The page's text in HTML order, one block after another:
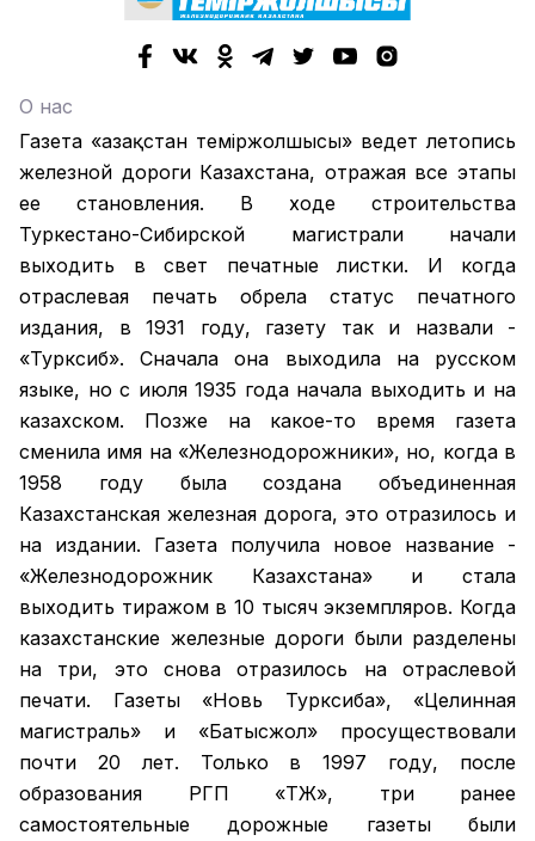
О нас
Газета «Қазақстан теміржолшысы» ведет летопись
железной дороги Казахстана, отражая все этапы
ее становления. В ходе строительства
Туркестано-Сибирской магистрали начали
выходить в свет печатные листки. И когда
отраслевая печать обрела статус печатного
издания, в 1931 году, газету так и назвали -
«Турксиб». Сначала она выходила на русском
языке, но с июля 1935 года начала выходить и на
казахском. Позже на какое-то время газета
сменила имя на «Железнодорожники», но, когда в
1958 году была создана объединенная
Казахстанская железная дорога, это отразилось и
на издании. Газета получила новое название -
«Железнодорожник Казахстана» и стала
выходить тиражом в 10 тысяч экземпляров. Когда
казахстанские железные дороги были разделены
на три, это снова отразилось на отраслевой
печати. Газеты «Новь Турксиба», «Целинная
магистраль» и «Батысжол» просуществовали
почти 20 лет. Только в 1997 году, после
образования РГП «ҚТЖ», три ранее
самостоятельные дорожные газеты были